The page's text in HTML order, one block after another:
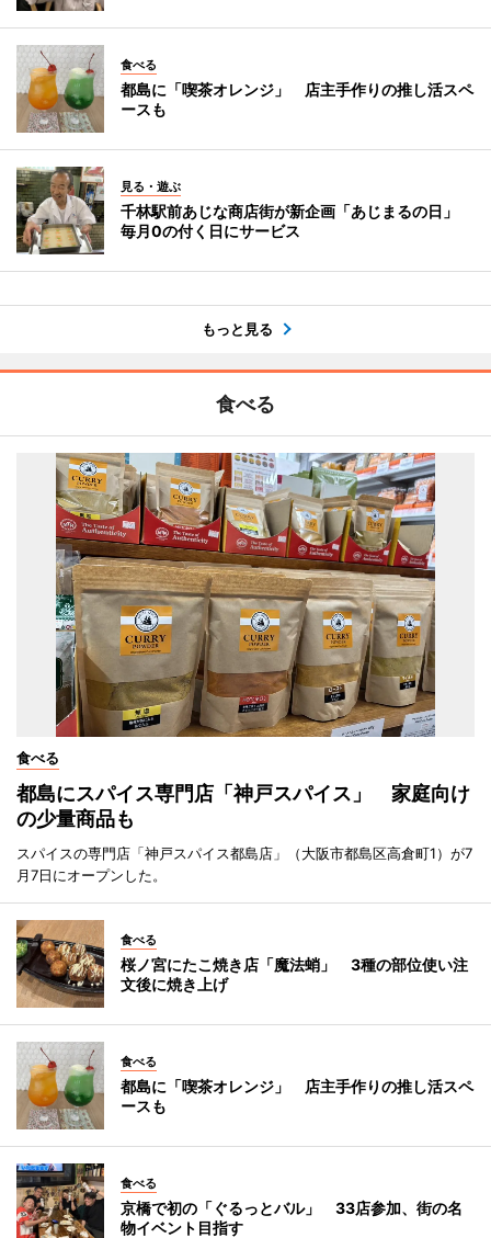
食べる
都島に「喫茶オレンジ」 店主手作りの推し活スペ
ースも
見る・遊ぶ
千林駅前あじな商店街が新企画「あじまるの日」
毎月0の付く日にサービス
もっと見る
食べる
食べる
都島にスパイス専門店「神戸スパイス」 家庭向け
の少量商品も
スパイスの専門店「神戸スパイス都島店」（大阪市都島区高倉町1）が7
月7日にオープンした。
食べる
桜ノ宮にたこ焼き店「魔法蛸」 3種の部位使い注
文後に焼き上げ
食べる
都島に「喫茶オレンジ」 店主手作りの推し活スペ
ースも
食べる
京橋で初の「ぐるっとバル」 33店参加、街の名
物イベント目指す